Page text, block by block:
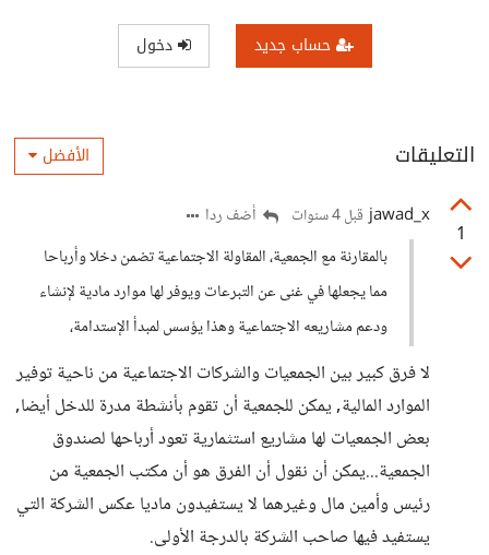
حساب جديد دخول
التعليقات الأفضل
1
jawad_x قبل 4 سنوات
أضف ردا
بالمقارنة مع الجمعية، المقاولة الاجتماعية تضمن دخلا وأرباحا
مما يجعلها في غنى عن التبرعات ويوفر لها موارد مادية لإنشاء
ودعم مشاريعه الاجتماعية وهذا يؤسس لمبدأ الإستدامة،
لا فرق كبير بين الجمعيات والشركات الاجتماعية من ناحية توفير
الموارد المالية, يمكن للجمعية أن تقوم بأنشطة مدرة للدخل أيضا,
بعض الجمعيات لها مشاريع استثمارية تعود أرباحها لصندوق
الجمعية...يمكن أن نقول أن الفرق هو أن مكتب الجمعية من
رئيس وأمين مال وغيرهما لا يستفيدون ماديا عكس الشركة التي
يستفيد فيها صاحب الشركة بالدرجة الأولى.